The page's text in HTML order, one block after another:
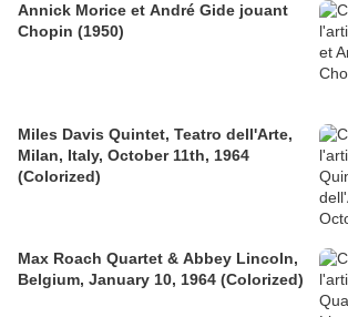
Annick Morice et André Gide jouant
Chopin (1950)
Miles Davis Quintet, Teatro dell'Arte,
Milan, Italy, October 11th, 1964
(Colorized)
Max Roach Quartet & Abbey Lincoln,
Belgium, January 10, 1964 (Colorized)